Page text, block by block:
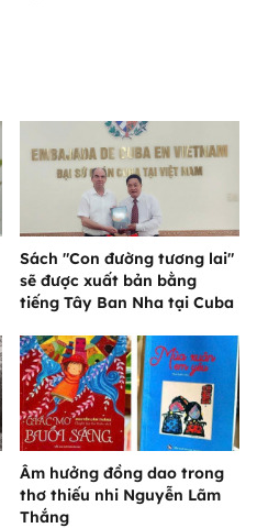
Sách "Con đường tương lai"
sẽ được xuất bản bằng
tiếng Tây Ban Nha tại Cuba
Âm hưởng đồng dao trong
thơ thiếu nhi Nguyễn Lãm
Thắng